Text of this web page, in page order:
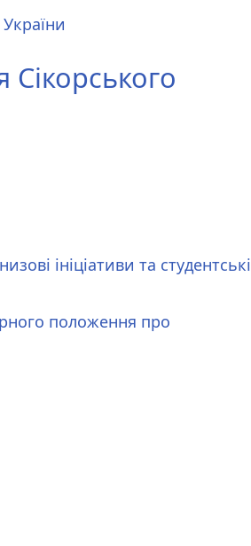
Сікорського
ініціативи та студентські
положення про